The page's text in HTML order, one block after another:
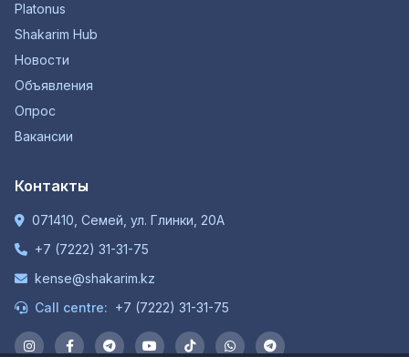
Platonus
Shakarim Hub
Новости
Объявления
Опрос
Вакансии
Контакты
071410, Семей, ул. Глинки, 20А
+7 (7222) 31-31-75
kense@shakarim.kz
Call centre: +7 (7222) 31-31-75